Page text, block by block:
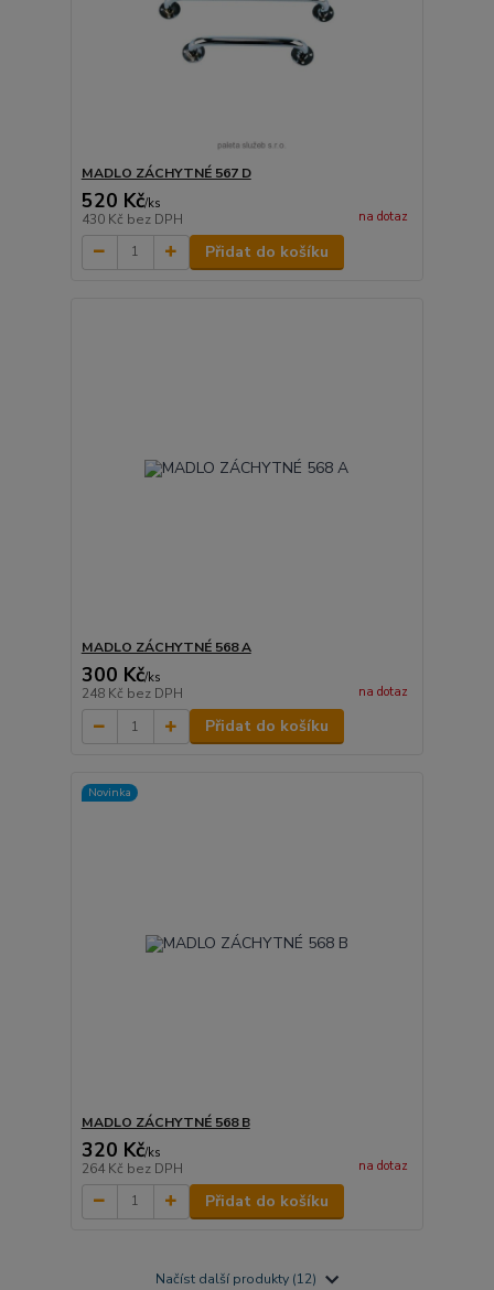
MADLO ZÁCHYTNÉ 567 D
520 Kč/ks
430 Kč bez DPH na dotaz
Přidat do košíku
MADLO ZÁCHYTNÉ 568 A
300 Kč/ks
248 Kč bez DPH na dotaz
Přidat do košíku
Novinka
MADLO ZÁCHYTNÉ 568 B
320 Kč/ks
264 Kč bez DPH na dotaz
Přidat do košíku
Načíst další produkty (12)